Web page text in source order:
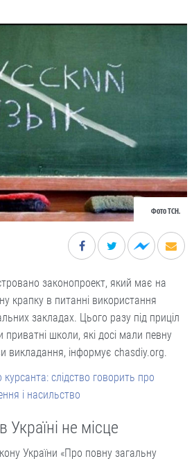
Фото ТСН.
законопроект, який має на
крапку в питанні використання
закладах. Цього разу під приціл
приватні школи, які досі мали певну
викладання, інформує chasdiy.org.
курсанта: слідство говорить про
і насильство
Україні не місце
України «Про повну загальну